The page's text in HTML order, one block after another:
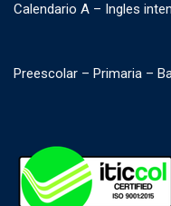
Calendario A – Ingles
Preescolar – Primaria –